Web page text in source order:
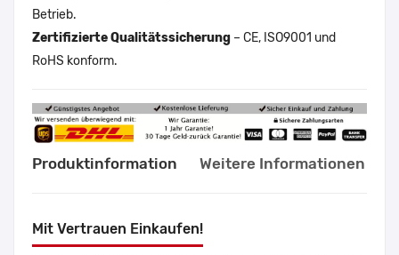
Betrieb.
Zertifizierte Qualitätssicherung – CE, ISO9001 und
RoHS konform.
Produktinformation Weitere Informationen
Mit Vertrauen Einkaufen!